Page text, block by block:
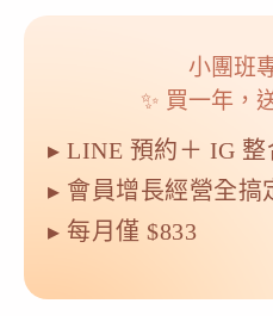
小團班
✨ 買一年，
▸ LINE 預約＋ IG 整
▸ 會員增長經營全搞
▸ 每月僅 $833